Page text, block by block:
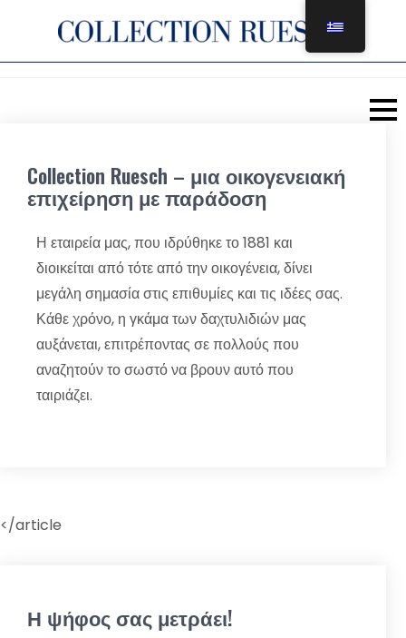
περιεχόμενο
Collection Ruesch – μια οικογενειακή
επιχείρηση με παράδοση
Η εταιρεία μας, που ιδρύθηκε το 1881 και
διοικείται από τότε από την οικογένεια, δίνει
μεγάλη σημασία στις επιθυμίες και τις ιδέες σας.
Κάθε χρόνο, η γκάμα των δαχτυλιδιών μας
αυξάνεται, επιτρέποντας σε πολλούς που
αναζητούν το σωστό να βρουν αυτό που
ταιριάζει.
</article
Η ψήφος σας μετράει!